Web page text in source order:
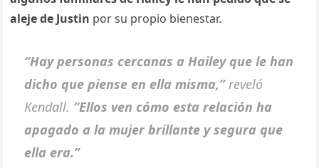
aleje de Justin por su propio bienestar.
“Hay personas cercanas a Hailey que le han
dicho que piense en ella misma,”reveló
Kendall. “Ellos ven cómo esta relación ha
apagado a la mujer brillante y segura que
ella era.”